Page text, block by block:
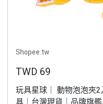
Shopee.tw
TWD 69
玩具星球｜ 動物泡泡夾
具｜台灣現貨｜品牌旗